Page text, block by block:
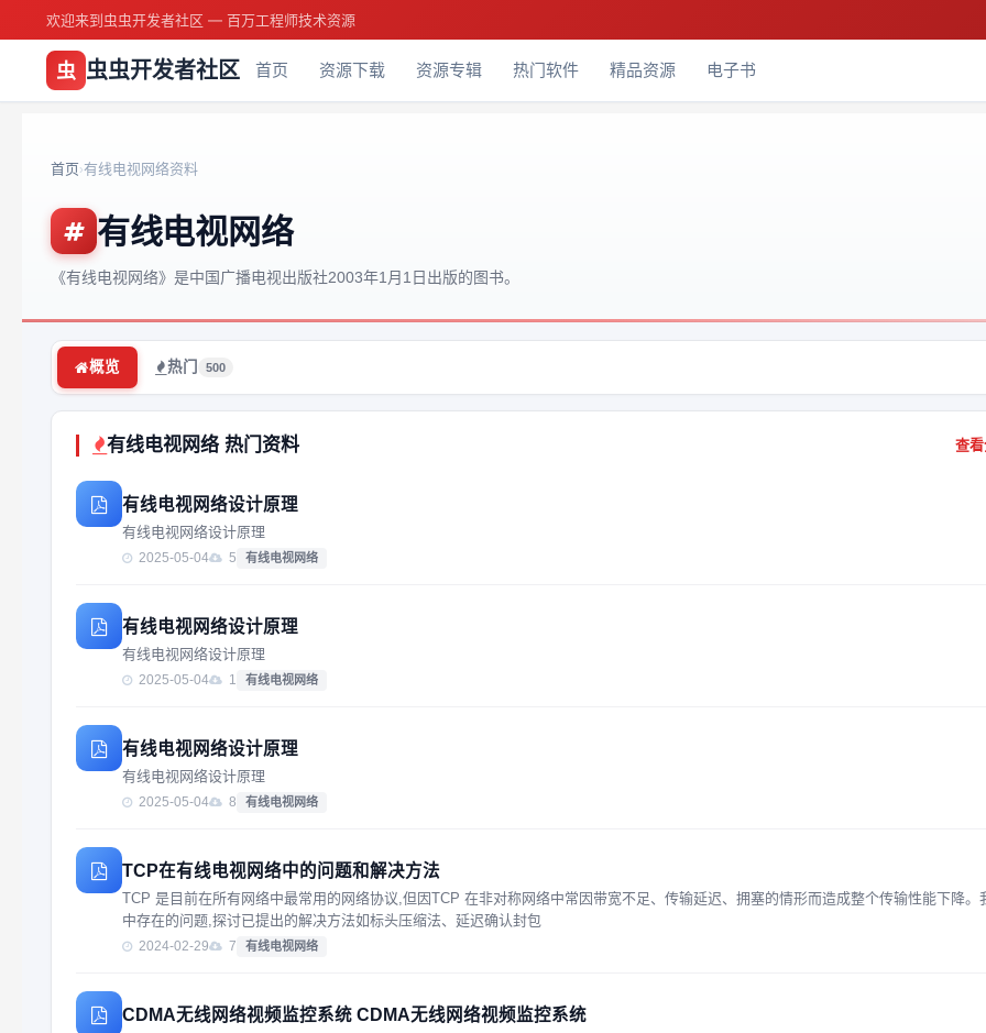
欢迎来到虫虫开发者社区 — 百万工程师技术资源
虫 虫虫开发者社区 首页 资源下载 资源专辑 热门软件 精品资源 电子书
首页›有线电视网络资料
有线电视网络
《有线电视网络》是中国广播电视出版社2003年1月1日出版的图书。
概览 热门 500
有线电视网络 热门资料 查
有线电视网络设计原理
有线电视网络设计原理
2025-05-04 5 有线电视网络
有线电视网络设计原理
有线电视网络设计原理
2025-05-04 1 有线电视网络
有线电视网络设计原理
有线电视网络设计原理
2025-05-04 8 有线电视网络
TCP在有线电视网络中的问题和解决方法
TCP 是目前在所有网络中最常用的网络协议,但因TCP 在非对称网络中常因带宽不足、传输延迟、拥塞的情形而造成整个传输性能下降。
中存在的问题,探讨已提出的解决方法如标头压缩法、延迟确认封包
2024-02-29 7 有线电视网络
CDMA无线网络视频监控系统 CDMA无线网络视频监控系统